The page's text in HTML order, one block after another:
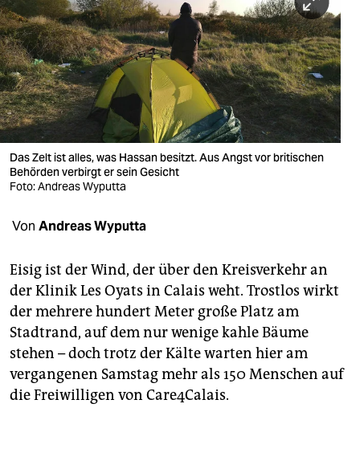
berlin
nord
wahrheit
verlag
verlag
veranstaltungen
unterstützen
abo
genossenschaft
Das Zelt ist alles, was Hassan besitzt. Aus Angst vor britischen
Behörden verbirgt er sein Gesicht
Foto: Andreas Wyputta
Von Andreas Wyputta
Eisig ist der Wind, der über den Kreisverkehr an
der Klinik Les Oyats in Calais weht. Trostlos wirkt
der mehrere hundert Meter große Platz am
Stadtrand, auf dem nur wenige kahle Bäume
stehen – doch trotz der Kälte warten hier am
vergangenen Samstag mehr als 150 Menschen auf
die Freiwilligen von Care4Calais.